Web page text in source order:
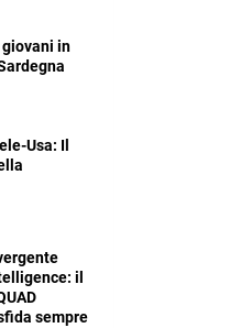
giovani in
Usa: Il
il
sempre